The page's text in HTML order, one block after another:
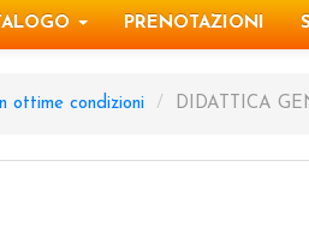
PRENOTAZIONI
ottime condizioni / DIDATTICA